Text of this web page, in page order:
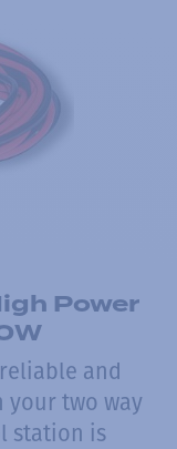
Power
and
your two way
station is